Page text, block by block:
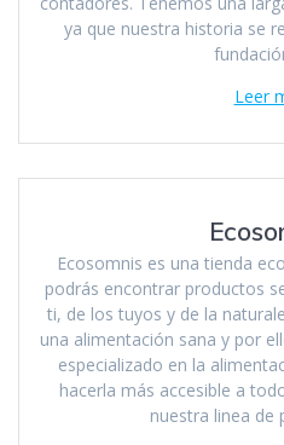
ya que nuestra historia se
Leer
Ecosomnis es una tienda
podrás encontrar productos
ti, de los tuyos y de la
una alimentación sana y por
especializado en la
hacerla más accesible a
nuestra linea de